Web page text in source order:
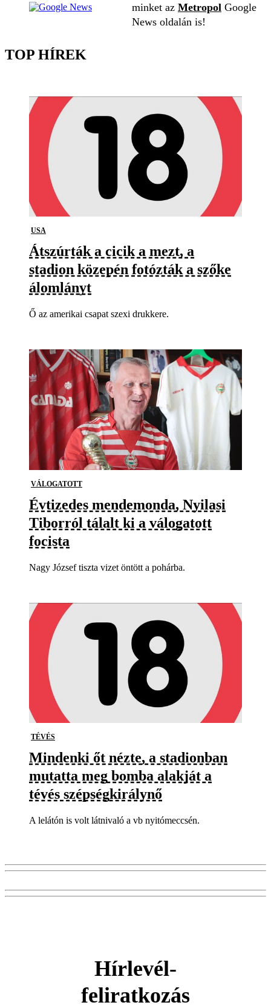
minket az Metropol Google
News oldalán is!
TOP HÍREK
USA
Átszúrták a cicik a mezt, a
stadion közepén fotózták a szőke
álomlányt
Ő az amerikai csapat szexi drukkere.
VÁLOGATOTT
Évtizedes mendemonda, Nyilasi
Tiborról tálalt ki a válogatott
focista
Nagy József tiszta vizet öntött a pohárba.
TÉVÉS
Mindenki őt nézte, a stadionban
mutatta meg bomba alakját a
tévés szépségkirálynő
A lelátón is volt látnivaló a vb nyitómeccsén.
Hírlevél-
feliratkozás